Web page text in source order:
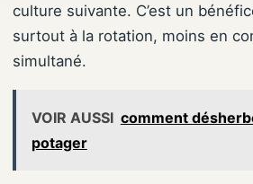
culture suivante. C’est un
surtout à la rotation, moins en
simultané.
VOIR AUSSI comment
potager